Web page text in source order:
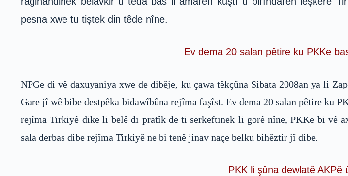
pesna xwe tu tiştek din têde nîne.
Ev dema 20 salan pêtire ku PKKe
NPGe di vê daxuyaniya xwe de dibêje, ku çawa têkçûna Sibata 2008an ya li
Gare jî wê bibe destpêka bidawîbûna rejîma faşîst. Ev dema 20 salan pêtire ku
rejîma Tirkiyê dike li belê di pratîk de ti serkeftinek li gorê nîne, PKKe bi vê
sala derbas dibe rejîma Tirkiyê ne bi tenê jinav naçe belku bihêztir jî dibe.
PKK li şûna dewlatê AKPê